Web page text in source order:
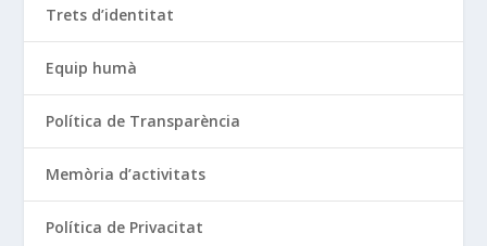
Trets d’identitat
Equip humà
Política de Transparència
Memòria d’activitats
Política de Privacitat